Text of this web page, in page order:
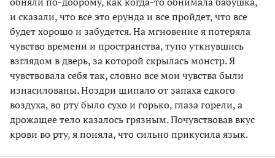
и сказали, что все это ерунда и все пройдет, что все
будет хорошо и забудется. На мгновение я потеряла
чувство времени и пространства, тупо уткнувшись
взглядом в дверь, за которой скрылась монстр. Я
чувствовала себя так, словно все мои чувства были
изнасилованы. Ноздри щипало от запаха едкого
воздуха, во рту было сухо и горько, глаза горели, а
дрожащее тело казалось грязным. Почувствовав вкус
крови во рту, я поняла, что сильно прикусила язык.